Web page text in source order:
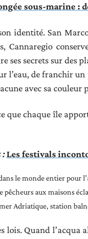
sous-marine :
identité. San
Cannaregio
ses secrets sur des
l’eau, de franchir
avec sa couleur
que chaque île
:Les festivals
le monde entier pour
pêcheurs aux maisons
Adriatique, station
lois. Quand